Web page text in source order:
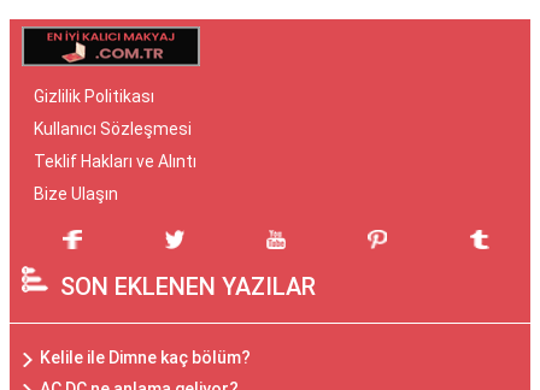
Gizlilik Politikası
Kullanıcı Sözleşmesi
Teklif Hakları ve Alıntı
Bize Ulaşın
SON EKLENEN YAZILAR
Kelile ile Dimne kaç bölüm?